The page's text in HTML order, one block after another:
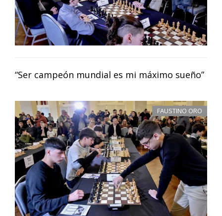
“Ser campeón mundial es mi máximo sueño”
FAUSTINO ORO